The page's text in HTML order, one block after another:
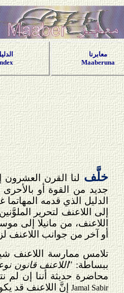
معابرنا
Maaberuna
خلَّف لنا القرن
جديد من القوة أو
الدليل الذي قدمه
إلى اللاعنف لتحرير
اللاعنف، من مانيلا إلى
أو آخر من جوانب اللاعنف
تلامس ممارسة اللاعنف
ببساطة: "اللاعنف قانون
محاضرة حديثة أننا إن لم
Jamal Sabirإنَّ اللاعنف قد